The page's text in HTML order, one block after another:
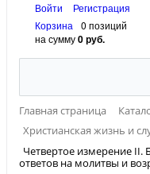
Войти
Регистрация
Корзина
0 позиций
на сумму0 руб.
Главная страница
Христианская жизнь и
Четвертое измерение
ответов на молитвы и